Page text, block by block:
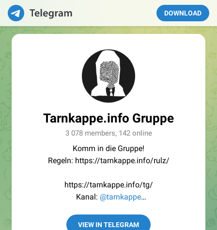
DOWNLOAD
Tarnkappe.info Gruppe
3 078 members, 142 online
Komm in die Gruppe!
Regeln: https://tarnkappe.info/rulz/
https://tarnkappe.info/tg/
Kanal: @tarnkappe
Best of:@bestoftarnkappe
VIEW IN TELEGRAM